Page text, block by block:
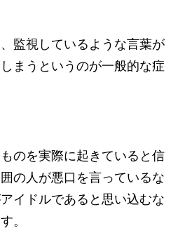
監視しているような言葉が
まうというのが一般的な症
のを実際に起きていると信
の人が悪口を言っているな
イドルであると思い込むな
。